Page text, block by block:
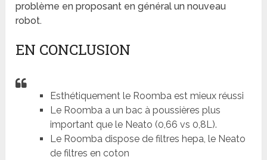
problème en proposant en général un nouveau
robot.
EN CONCLUSION
Esthétiquement le Roomba est mieux réussi
Le Roomba a un bac à poussières plus
important que le Neato (0,66 vs 0,8L).
Le Roomba dispose de filtres hepa, le Neato
de filtres en coton